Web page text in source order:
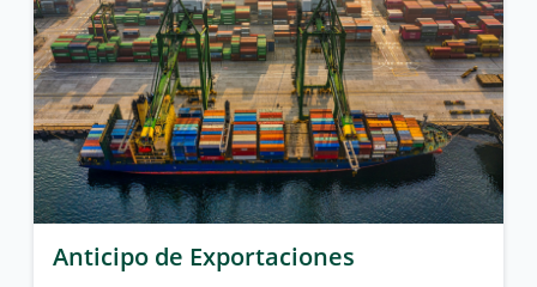
Anticipo de Exportaciones